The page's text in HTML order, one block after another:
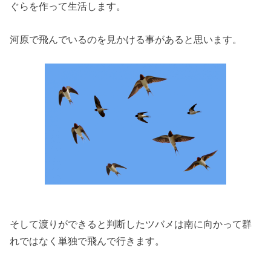
ぐらを作って生活します。
河原で飛んでいるのを見かける事があると思います。
そして渡りができると判断したツバメは南に向かって群
れではなく単独で飛んで行きます。